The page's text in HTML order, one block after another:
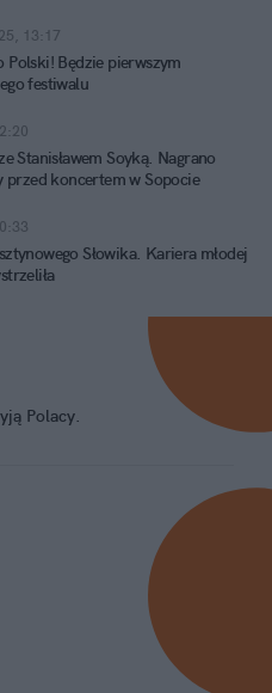
13:17
Polski! Będzie pierwszym
festiwalu
Stanisławem Soyką. Nagrano
koncertem w Sopocie
Słowika. Kariera młodej
Polacy.